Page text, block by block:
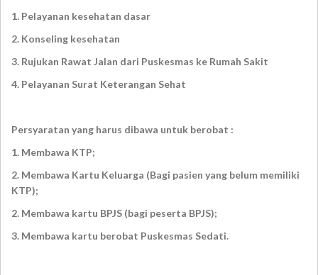
1. Pelayanan kesehatan dasar
2. Konseling kesehatan
3. Rujukan Rawat Jalan dari Puskesmas ke Rumah Sakit
4. Pelayanan Surat Keterangan Sehat
Persyaratan yang harus dibawa untuk berobat :
1. Membawa KTP;
2. Membawa Kartu Keluarga (Bagi pasien yang belum memiliki
KTP);
2. Membawa kartu BPJS (bagi peserta BPJS);
3. Membawa kartu berobat Puskesmas Sedati.